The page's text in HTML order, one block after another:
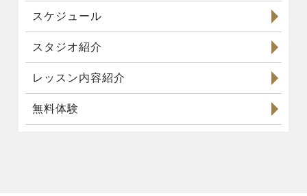
スケジュール
スタジオ紹介
レッスン内容紹介
無料体験